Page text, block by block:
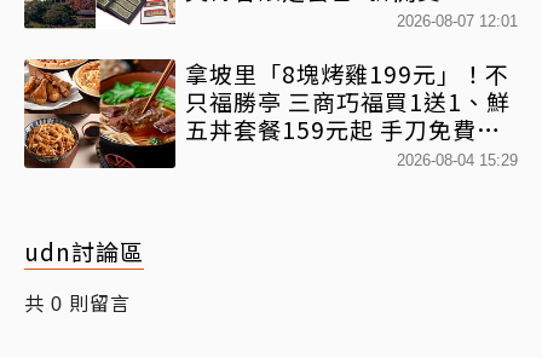
網驚：貧窮限制想像2026-08-07 12:01
拿坡里「8塊烤雞199元」！不
只福勝亭 三商巧福買1送1、鮮
五丼套餐159元起 手刀免費領
2026-08-04 15:29
udn討論區
共 0 則留言